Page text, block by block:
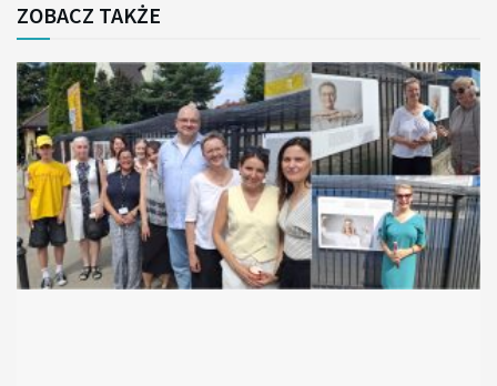
ZOBACZ TAKŻE